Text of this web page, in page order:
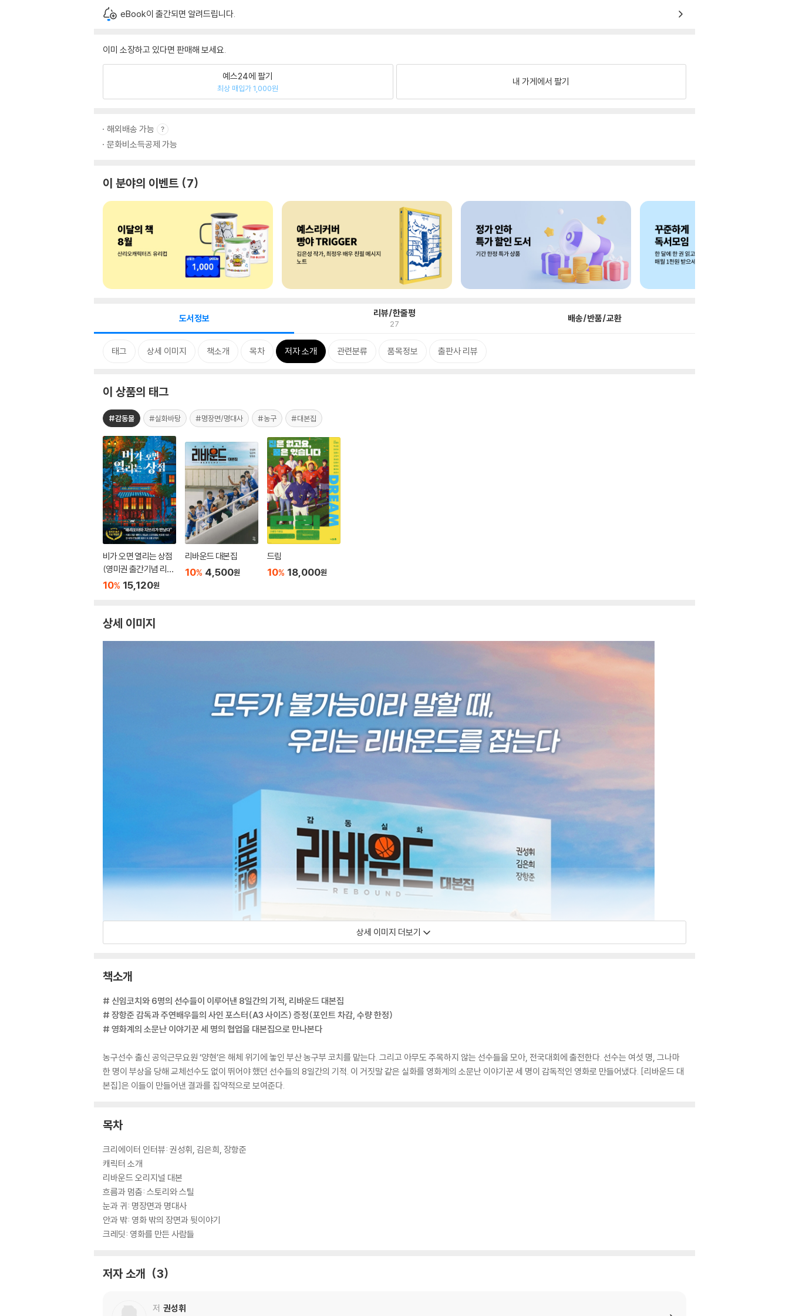
eBook이 출간되면 알려드립니다.
이미 소장하고 있다면 판매해 보세요.
예스24에 팔기
최상 매입가 1,000원
내 가게에서 팔기
해외배송 가능
문화비소득공제 가능
이 분야의 이벤트 7
도서정보 리뷰/한줄평
27 배송/반품/교환
태그 상세 이미지 책소개 목차 저자 소개 관련분류 품목정보 출판사 리뷰
이 상품의 태그
#감동물 #실화바탕 #명장면/명대사 #농구 #대본집
비가 오면 열리는 상점
(영미권 출간기념 리커
버)
10% 15,120원
리바운드 대본집
10% 4,500원
드림
10% 18,000원
상세 이미지
상세 이미지 더보기
책소개
# 신임코치와 6명의 선수들이 이루어낸 8일간의 기적, 리바운드 대본집
# 장항준 감독과 주연배우들의 사인 포스터(A3 사이즈) 증정(포인트 차감, 수량 한정)
# 영화계의 소문난 이야기꾼 세 명의 협업을 대본집으로 만나본다
농구선수 출신 공익근무요원 ‘양현’은 해체 위기에 놓인 부산 농구부 코치를 맡는다. 그리고 아무도 주목하지 않는 선수들을 모아, 전국대회에 출전한다. 선수는 여섯 명, 그나마
한 명이 부상을 당해 교체선수도 없이 뛰어야 했던 선수들의 8일간의 기적. 이 거짓말 같은 실화를 영화계의 소문난 이야기꾼 세 명이 감독적인 영화로 만들어냈다. [리바운드 대
본집]은 이들이 만들어낸 결과를 집약적으로 보여준다.
목차
크리에이터 인터뷰: 권성휘, 김은희, 장항준
캐릭터 소개
리바운드 오리지널 대본
흐름과 멈춤: 스토리와 스틸
눈과 귀: 명장면과 명대사
안과 밖: 영화 밖의 장면과 뒷이야기
크레딧: 영화를 만든 사람들
저자 소개 3
저 권성휘